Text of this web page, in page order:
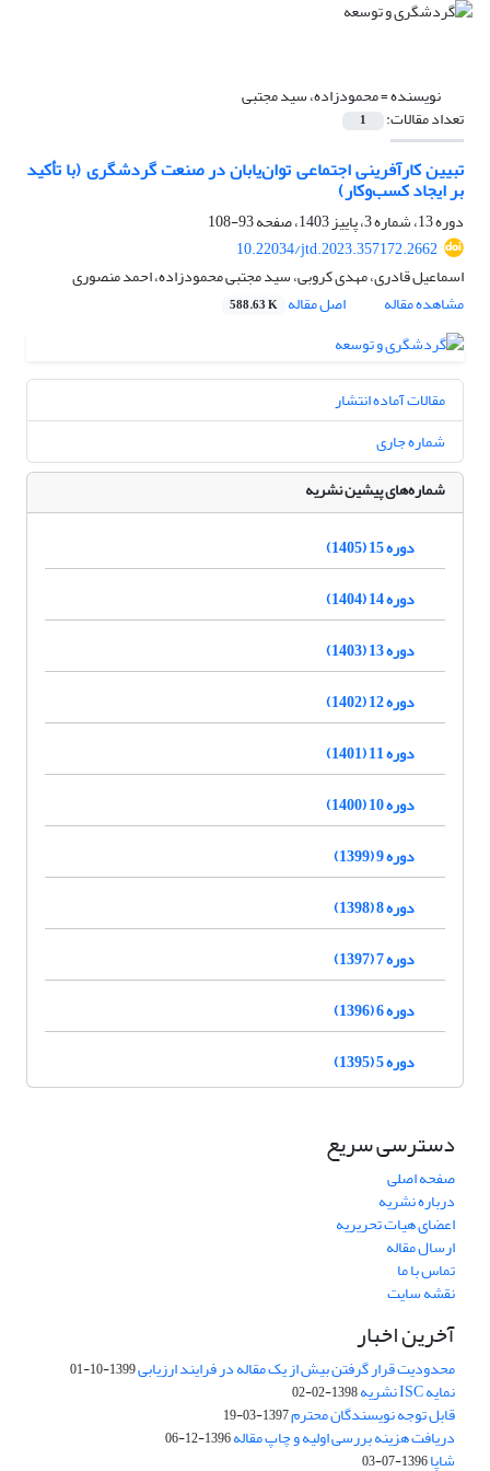
نویسنده =محمودزاده، سید مجتبی
تعداد مقالات: 1
تبیین کارآفرینی اجتماعی توان‌یابان در صنعت گردشگری (با تأکید
بر ایجاد کسب‌وکار)
دوره 13، شماره 3، پاییز 1403، صفحه
93-108
10.22034/jtd.2023.357172.2662
اسماعیل قادری، مهدی کروبی، سید مجتبی محمودزاده، احمد منصوری
مشاهده مقاله
اصل مقاله 588.63 K
مقالات آماده انتشار
شماره جاری
شماره‌های پیشین نشریه
دوره 15 (1405)
دوره 14 (1404)
دوره 13 (1403)
دوره 12 (1402)
دوره 11 (1401)
دوره 10 (1400)
دوره 9 (1399)
دوره 8 (1398)
دوره 7 (1397)
دوره 6 (1396)
دوره 5 (1395)
دسترسی سریع
صفحه اصلی
درباره نشریه
اعضای هیات تحریریه
ارسال مقاله
تماس با ما
نقشه سایت
آخرین اخبار
محدودیت قرار گرفتن بیش از یک مقاله در فرایند ارزیابی1399-10-01
نمایه ISC نشریه 1398-02-02
قابل توجه نویسندگان محترم1397-03-19
دریافت هزینه بررسی اولیه و چاپ مقاله1396-12-06
شاپا1396-07-03